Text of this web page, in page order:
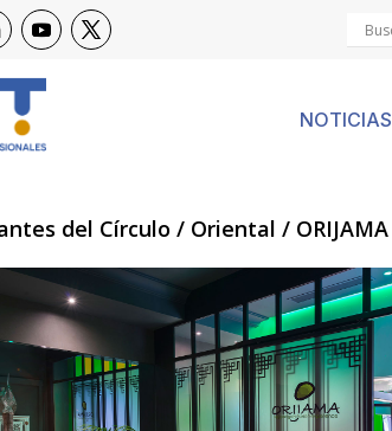
NOTICIAS
del Círculo / Oriental / ORIJAMA